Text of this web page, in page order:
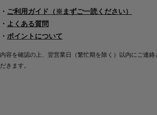
・ ご利用ガイド（※まずご一読ください）
・ よくある質問
・ ポイントについて
内容を確認の上、翌営業日（繁忙期を除く）以内にご連絡
だきます。